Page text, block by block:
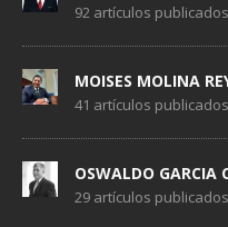
92 artículos publicados
MOISES MOLINA
41 artículos publicados
OSWALDO GARCIA
29 artículos publicados